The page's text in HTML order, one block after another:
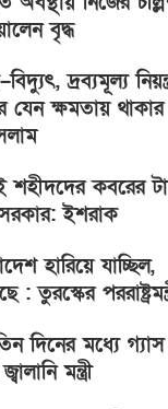
বৃদ্ধ
দ্রব্যমূল্য
ক্ষমতায় থাকার
শহীদদের কবরের
সরকার: ইশরাক
হারিয়ে যাচ্ছিল,
দিনের মধ্যে গ্যাস
মন্ত্রী